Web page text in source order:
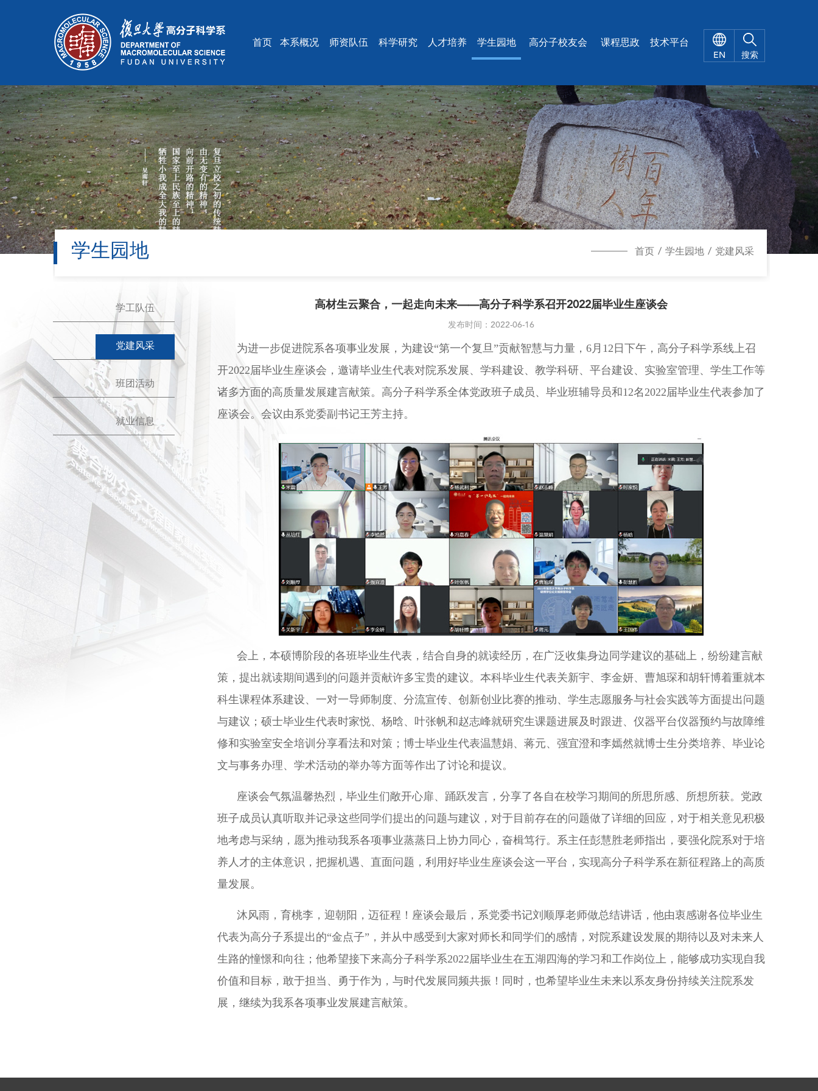
X
首页 本系概况 师资队伍 科学研究 人才培养 学生园地 高分子校友会 课程思政 技术平台
搜索
EN
学生园地 首页 / 学生园地 / 党建风采
学工队伍
党建风采
班团活动
就业信息
高材生云聚合，一起走向未来——高分子科学系召开2022届毕业生座谈会
发布时间：2022-06-16
为进一步促进院系各项事业发展，为建设“第一个复旦”贡献智慧与力量， 6月 12 日下午，高分子科学系线上召
开2022届毕业生座谈会，邀请毕业生代表对院系发展、学科建设、教学科研、平台建设、实验室管理、学生工作等
诸多方面的高质量发展建言献策。高分子科学系全体党政班子成员、毕业班辅导员和12名2022届毕业生代表参加了
座谈会。会议由系党委副书记王芳主持。
会上，本硕博阶段的各班毕业生代表，结合自身的就读经历，在广泛收集身边同学建议的基础上，纷纷建言献
策，提出就读期间遇到的问题并贡献许多宝贵的建议。本科毕业生代表关新宇、李金妍、曹旭琛和胡轩博着重就本
科生课程体系建设、一对一导师制度、分流宣传、创新创业比赛的推动、学生志愿服务与社会实践等方面提出问题
与建议；硕士毕业生代表时家悦、杨晗、叶张帆和赵志峰就研究生课题进展及时跟进、仪器平台仪器预约与故障维
修和实验室安全培训分享看法和对策；博士毕业生代表温慧娟、蒋元、强宜澄和李嫣然就博士生分类培养、毕业论
文与事务办理、学术活动的举办等方面等作出了讨论和提议。
座谈会气氛温馨热烈，毕业生们敞开心扉、踊跃发言，分享了各自在校学习期间的所思所感、所想所获。党政
班子成员认真听取并记录这些同学们提出的问题与建议，对于目前存在的问题做了详细的回应，对于相关意见积极
地考虑与采纳，愿为推动我系各项事业蒸蒸日上协力同心，奋楫笃行。系主任彭慧胜老师指出，要强化院系对于培
养人才的主体意识，把握机遇、直面问题，利用好毕业生座谈会这一平台，实现高分子科学系在新征程路上的高质
量发展。
沐风雨，育桃李，迎朝阳，迈征程！座谈会最后，系党委书记刘顺厚老师做总结讲话，他由衷感谢各位毕业生
代表为高分子系提出的“金点子”，并从中感受到大家对师长和同学们的感情，对院系建设发展的期待以及对未来人
生路的憧憬和向往；他希望接下来高分子科学系2022届毕业生在五湖四海的学习和工作岗位上，能够成功实现自我
价值和目标，敢于担当、勇于作为，与时代发展同频共振！同时，也希望毕业生未来以系友身份持续关注院系发
展，继续为我系各项事业发展建言献策。